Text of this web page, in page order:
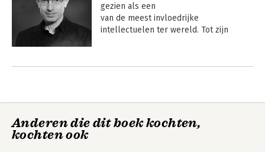
gezien als een
van de meest invloedrijke
intellectuelen ter wereld. Tot zijn
Andere boeken door Yuval Noah
Anderen die dit boek kochten,
kochten ook